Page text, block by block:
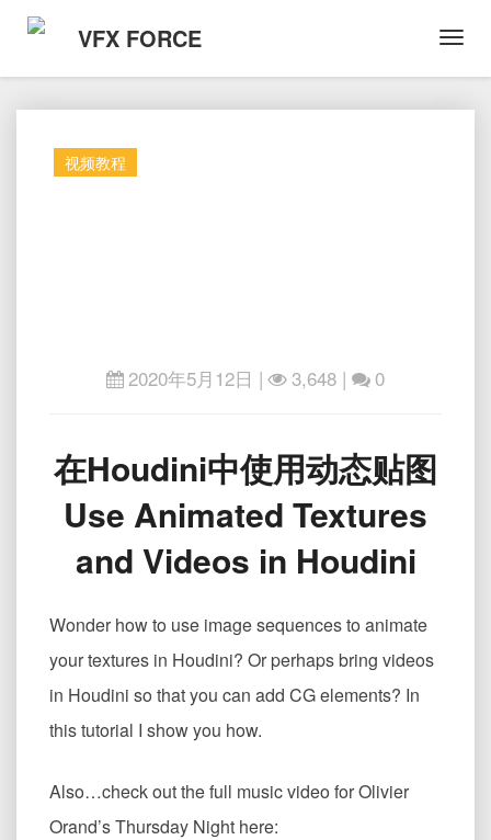
VFX FORCE
视频教程
2020年5月12日 | 3,648 | 0
在
Houdini
中
使
用
动
贴
图
Use
Animated
Textures
and
in
Houdini
在Houdini中使用动态贴图
Use Animated Textures
and Videos in Houdini
Wonder how to use image sequences to animate
your textures in Houdini? Or perhaps bring videos
in Houdini so that you can add CG elements? In
this tutorial I show you how.
Also…check out the full music video for Olivier
Orand’s Thursday Night here: